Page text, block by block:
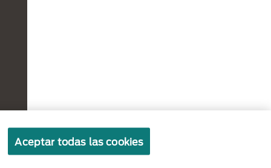
Políticas sobre
cookies
Términos de
privacidad
Aceptar todas las cookies